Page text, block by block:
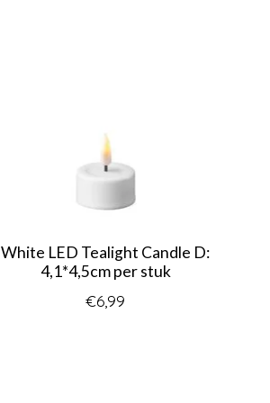
White LED Tealight Candle D:
4,1*4,5cm per stuk
€6,99